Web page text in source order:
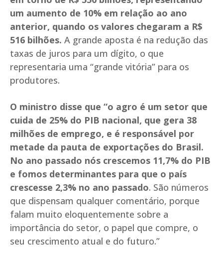
um aumento de 10% em relação ao ano
anterior, quando os valores chegaram a R$
516 bilhões. A grande aposta é na redução das
taxas de juros para um dígito, o que
representaria uma “grande vitória” para os
produtores.
O ministro disse que “o agro é um setor que
cuida de 25% do PIB nacional, que gera 38
milhões de emprego, e é responsável por
metade da pauta de exportações do Brasil.
No ano passado nós crescemos 11,7% do PIB
e fomos determinantes para que o país
crescesse 2,3% no ano passado. São números
que dispensam qualquer comentário, porque
falam muito eloquentemente sobre a
importância do setor, o papel que compre, o
seu crescimento atual e do futuro.”